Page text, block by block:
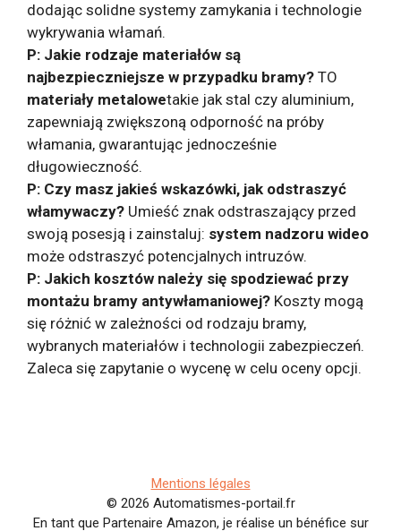
dodając solidne systemy zamykania i technologie
wykrywania włamań.
P: Jakie rodzaje materiałów są
najbezpieczniejsze w przypadku bramy? TO
materiały metalowetakie jak stal czy aluminium,
zapewniają zwiększoną odporność na próby
włamania, gwarantując jednocześnie
długowieczność.
P: Czy masz jakieś wskazówki, jak odstraszyć
włamywaczy? Umieść znak odstraszający przed
swoją posesją i zainstaluj: system nadzoru wideo
może odstraszyć potencjalnych intruzów.
P: Jakich kosztów należy się spodziewać przy
montażu bramy antywłamaniowej? Koszty mogą
się różnić w zależności od rodzaju bramy,
wybranych materiałów i technologii zabezpieczeń.
Zaleca się zapytanie o wycenę w celu oceny opcji.
Mentions légales
© 2026 Automatismes-portail.fr
En tant que Partenaire Amazon, je réalise un bénéfice sur